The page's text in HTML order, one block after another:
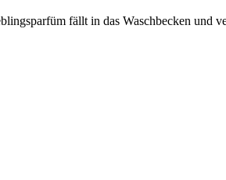
fällt in das Waschbecken